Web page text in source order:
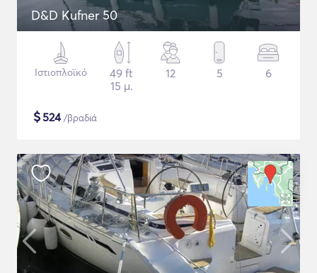
D&D Kufner 50
Ιστιοπλοϊκό
49 ft
15 μ.
12 5 6
$524/βραδιά